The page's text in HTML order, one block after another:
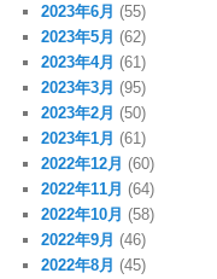
2023年6月 (55)
2023年5月 (62)
2023年4月 (61)
2023年3月 (95)
2023年2月 (50)
2023年1月 (61)
2022年12月 (60)
2022年11月 (64)
2022年10月 (58)
2022年9月 (46)
2022年8月 (45)